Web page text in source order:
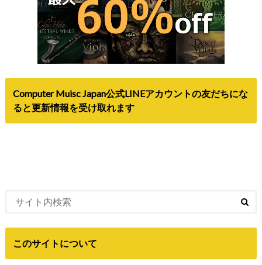
Computer Muisc Japan公式LINEアカウントの友だちにな
ると更新情報を受け取れます
Computer Music japanは、DTMや音楽に関するセール情報
や、新製品のニュースなどを発信しているサイトです。お